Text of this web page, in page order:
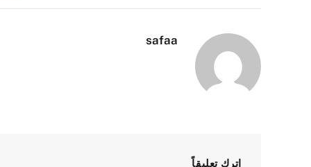
safaa
اترك تعليقاً